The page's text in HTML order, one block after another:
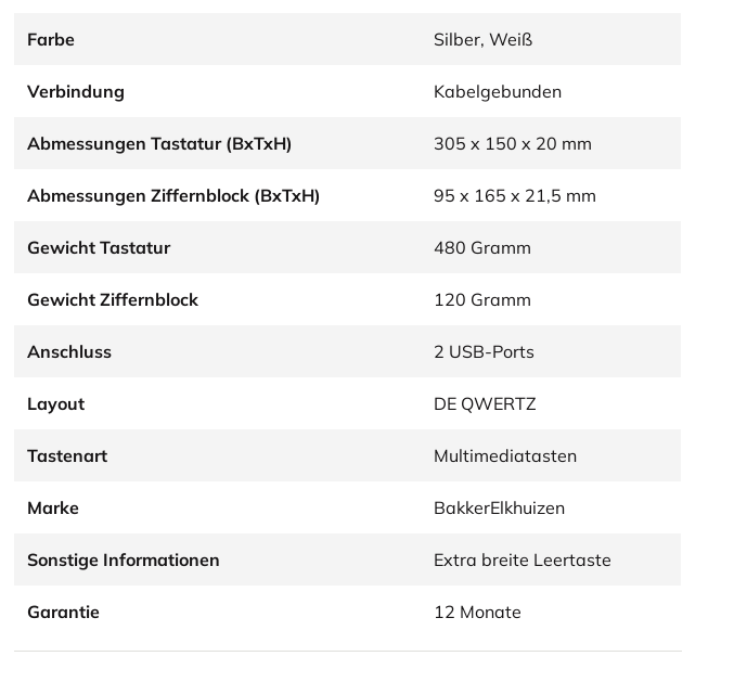
Farbe Silber, Weiß
Verbindung Kabelgebunden
Abmessungen Tastatur (BxTxH) 305 x 150 x 20 mm
Abmessungen Ziffernblock (BxTxH) 95 x 165 x 21,5 mm
Gewicht Tastatur 480 Gramm
Gewicht Ziffernblock 120 Gramm
Anschluss 2 USB-Ports
Layout DE QWERTZ
Tastenart Multimediatasten
Marke BakkerElkhuizen
Sonstige Informationen Extra breite Leertaste
Garantie 12 Monate